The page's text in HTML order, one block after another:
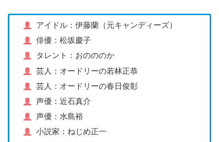
アイドル：伊藤蘭（元キャンディーズ）
俳優：松坂慶子
タレント：おのののか
芸人：オードリーの若林正恭
芸人：オードリーの春日俊彰
声優：近石真介
声優：水島裕
小説家：ねじめ正一